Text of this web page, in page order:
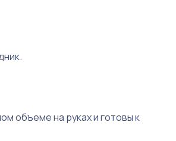
объеме на руках и готовы к